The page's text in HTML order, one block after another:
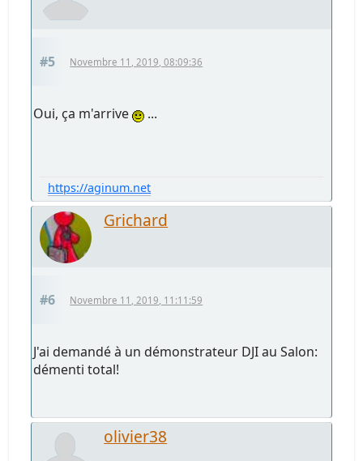
#5 Novembre 11, 2019, 08:09:36
Oui, ça m'arrive ...
https://aginum.net
Grichard
#6 Novembre 11, 2019, 11:11:59
J'ai demandé à un démonstrateur DJI au Salon:
démenti total!
olivier38